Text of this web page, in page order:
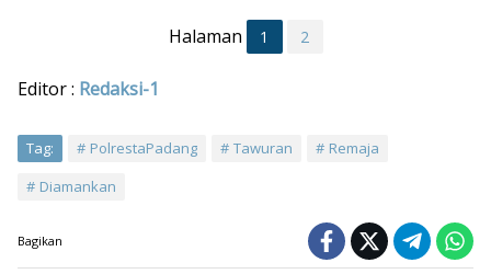
Halaman 1 2
Editor : Redaksi-1
Tag: PolrestaPadang Tawuran
Remaja
Diamankan
Bagikan